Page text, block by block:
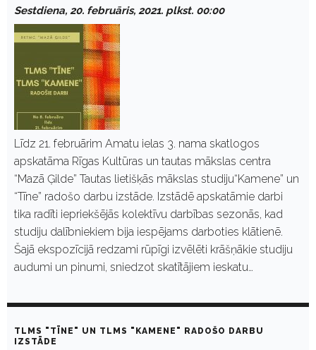
Sestdiena, 20. februāris, 2021. plkst. 00:00
Līdz 21. februārim Amatu ielas 3. nama skatlogos
apskatāma Rīgas Kultūras un tautas mākslas centra
“Mazā Ģilde” Tautas lietišķās mākslas studiju“Kamene” un
“Tīne” radošo darbu izstāde. Izstādē apskatāmie darbi
tika radīti iepriekšējās kolektīvu darbības sezonās, kad
studiju dalībniekiem bija iespējams darboties klātienē.
Šajā ekspozīcijā redzami rūpīgi izvēlēti krāšņākie studiju
audumi un pinumi, sniedzot skatītājiem ieskatu…
TLMS "TĪNE" UN TLMS "KAMENE" RADOŠO DARBU
IZSTĀDE